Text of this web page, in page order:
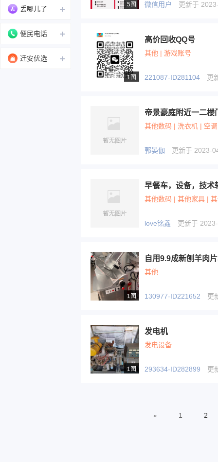
丢哪儿了
便民电话
迁安优选
5图 微信用户 更新于
1图
高价回收QQ号
其他 | 游戏账号
221087-ID281104 更
帝景豪庭附近一二楼
其他数码 | 洗衣机 | 空
郭晏伽 更新于 2023-
早餐车，设备，技术
其他数码 | 其他家具 |
love铭鑫 更新于
1图
自用9.9成新刨羊肉
其他
130977-ID221652 更
1图
发电机
发电设备
293634-ID282899 更
« 1 2